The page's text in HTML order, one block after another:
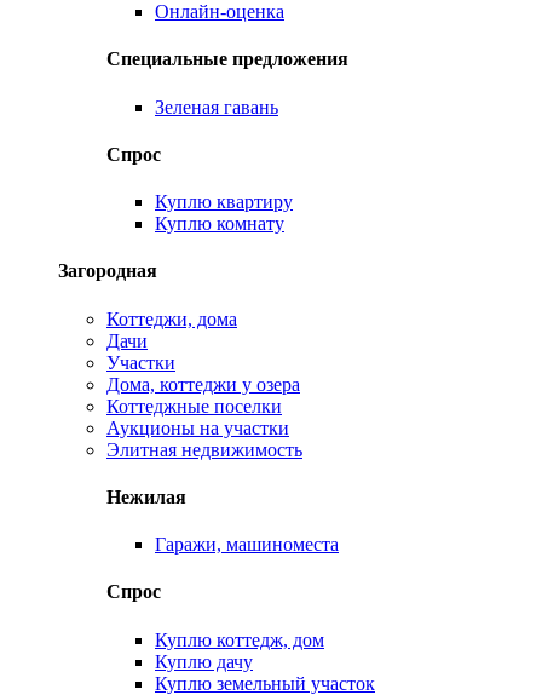
Онлайн-оценка
Специальные предложения
Зеленая гавань
Спрос
Куплю квартиру
Куплю комнату
Загородная
Коттеджи, дома
Дачи
Участки
Дома, коттеджи у озера
Коттеджные поселки
Аукционы на участки
Элитная недвижимость
Нежилая
Гаражи, машиноместа
Спрос
Куплю коттедж, дом
Куплю дачу
Куплю земельный участок